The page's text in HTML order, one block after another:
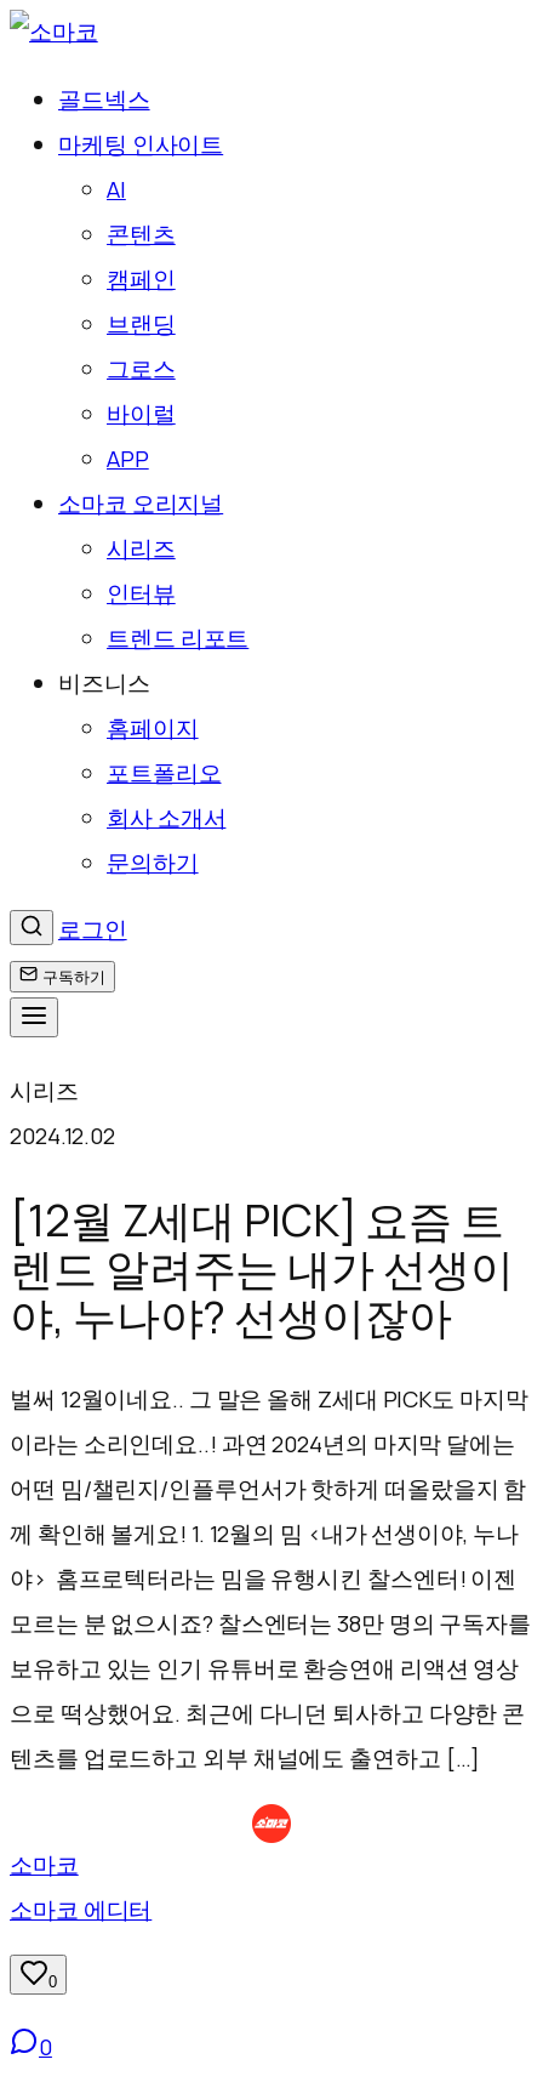
골드넥스
마케팅 인사이트
AI
콘텐츠
캠페인
브랜딩
그로스
바이럴
APP
소마코 오리지널
시리즈
인터뷰
트렌드 리포트
비즈니스
홈페이지
포트폴리오
회사 소개서
문의하기
로그인
구독하기
텐
츠
로
바
로
가
시리즈
2024.12.02
[12월 Z세대 PICK] 요즘 트
렌드 알려주는 내가 선생이
야, 누나야? 선생이잖아
벌써 12월이네요.. 그 말은 올해 Z세대 PICK도 마지막
이라는 소리인데요..! 과연 2024년의 마지막 달에는
어떤 밈/챌린지/인플루언서가 핫하게 떠올랐을지 함
께 확인해 볼게요! 1. 12월의 밈 <내가 선생이야, 누나
야> 홈프로텍터라는 밈을 유행시킨 찰스엔터! 이젠
모르는 분 없으시죠? 찰스엔터는 38만 명의 구독자를
보유하고 있는 인기 유튜버로 환승연애 리액션 영상
으로 떡상했어요. 최근에 다니던 퇴사하고 다양한 콘
텐츠를 업로드하고 외부 채널에도 출연하고 […]
소마코
소마코 에디터
0
0